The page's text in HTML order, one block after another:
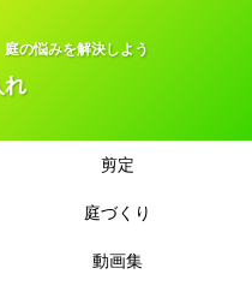
の悩みを解決しよう
れ
剪定
庭づくり
動画集